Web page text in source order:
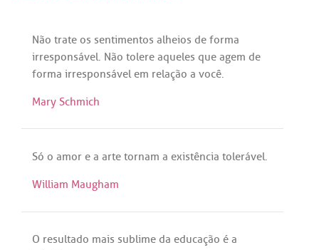
Não trate os sentimentos alheios de forma
irresponsável. Não tolere aqueles que agem de
forma irresponsável em relação a você.
Mary Schmich
Só o amor e a arte tornam a existência tolerável.
William Maugham
O resultado mais sublime da educação é a